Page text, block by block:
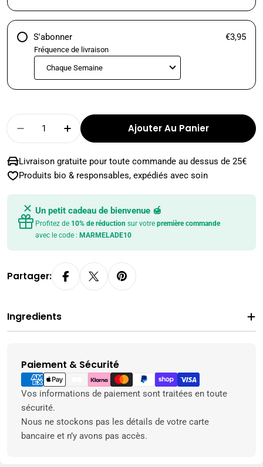
S'abonner €3,95
Fréquence de livraison
Quantité
Diminuer La Quantité Pour THON BLANC À
Augmenter La Quantité Pour THON
Ajouter Au Panier
Livraison gratuite pour toute commande au dessus de 25€
Produits bio & responsables, expédiés avec soin
Un petit cadeau de bienvenue 🍯
Profitez de 10% de réduction sur votre première commande
avec le code : MARMELADE10
Partager:
Ingredients
Paiement & Sécurité
Modes
paiement
Vos informations de paiement sont traitées en toute
sécurité.
Nous ne stockons pas les détails de votre carte
bancaire et n’y avons pas accès.